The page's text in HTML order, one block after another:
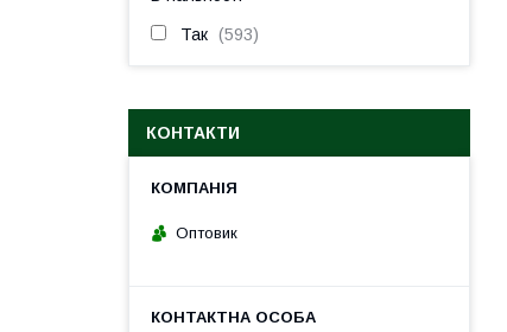
Так 593
КОНТАКТИ
Оптовик